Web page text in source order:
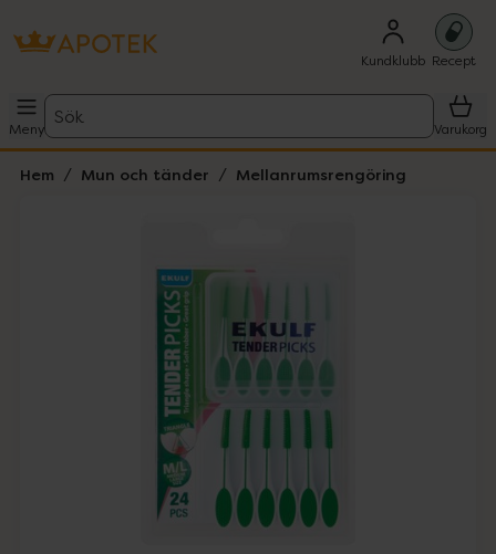
Kundklubb Recept
Meny
Sök
Varukorg
Hem Mun och tänder Mellanrumsrengöring